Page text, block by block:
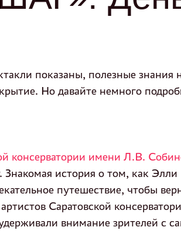
показаны, полезные знания
Но давайте немного
консерватории имени Л.В.
Знакомая история о том, как
путешествие, чтобы
Саратовской
внимание зрителей с